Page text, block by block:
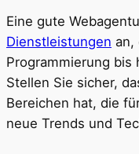
Eine gute
Dienstleistungen an,
Programmierung
Stellen Sie sicher,
Bereichen hat, die
neue Trends und